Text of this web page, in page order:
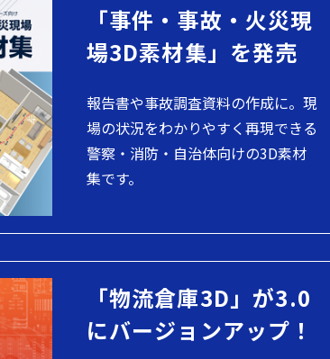
「事件・事故・火災現
場3D素材集」を発売
報告書や事故調査資料の作成に。現
場の状況をわかりやすく再現できる
警察・消防・自治体向けの3D素材
集です。
「物流倉庫3D」が3.0
にバージョンアップ！